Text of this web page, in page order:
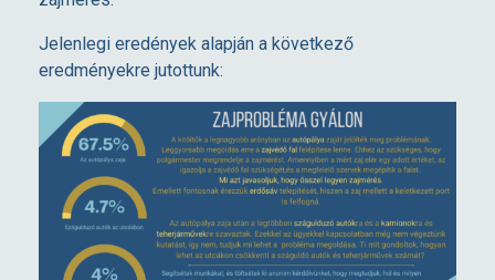
Jelenlegi eredények alapján a következő
eredményekre jutottunk: